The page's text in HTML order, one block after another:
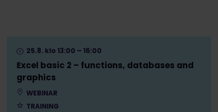
Excel basic 2 – functions, databases and
graphics
25.8. klo 13:00 – 16:00
WEBINAR
TRAINING